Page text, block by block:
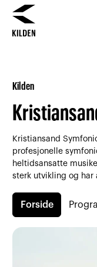
Kilden
Kristiansand
profesjonelle
heltidsansatte
sterk utvikling og har
Forside